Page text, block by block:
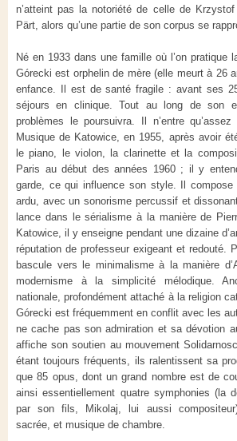
n’atteint pas la notoriété de celle de Krzystof
Pärt, alors qu’une partie de son corpus se
Né en 1933 dans une famille où l’on pratique
Górecki est orphelin de mère (elle meurt à 26
enfance. Il est de santé fragile : avant ses
séjours en clinique. Tout au long de son
problèmes le poursuivra. Il n’entre
Musique de Katowice, en 1955, après avoir
le piano, le violon, la clarinette et la
Paris au début des années 1960 ; il y
garde, ce qui influence son style. Il compose
ardu, avec un sonorisme percussif et
lance dans le sérialisme à la manière de
Katowice, il y enseigne pendant une dizaine
réputation de professeur exigeant et redouté.
bascule vers le minimalisme à la manière
modernisme à la simplicité mélodique.
nationale, profondément attaché à la religion
Górecki est fréquemment en conflit avec les
ne cache pas son admiration et sa dévotion
affiche son soutien au mouvement
étant toujours fréquents, ils ralentissent sa
que 85 opus, dont un grand nombre est de
ainsi essentiellement quatre symphonies (la
par son fils, Mikolaj, lui aussi
sacrée, et musique de chambre.